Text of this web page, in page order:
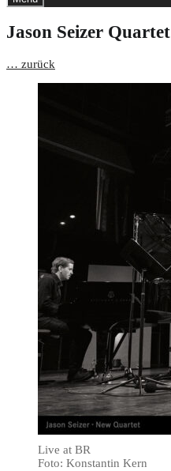
Jason Seizer Quartet
… zurück
Live at BR
Foto: Konstantin Kern